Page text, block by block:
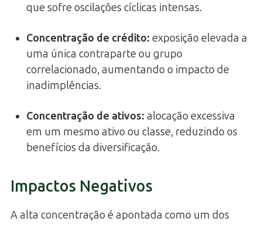
que sofre oscilações cíclicas intensas.
Concentração de crédito: exposição elevada a
uma única contraparte ou grupo
correlacionado, aumentando o impacto de
inadimplências.
Concentração de ativos: alocação excessiva
em um mesmo ativo ou classe, reduzindo os
benefícios da diversificação.
Impactos Negativos
A alta concentração é apontada como um dos